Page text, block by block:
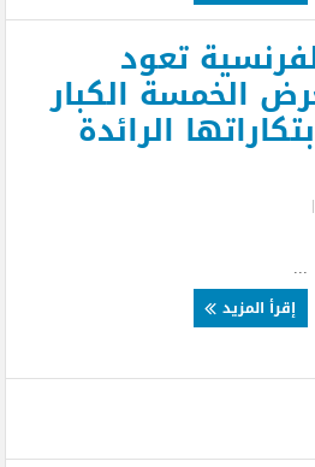
تعود
الخمسة الكبار
ابتكاراتها الرائدة
|
إقرأ المزيد